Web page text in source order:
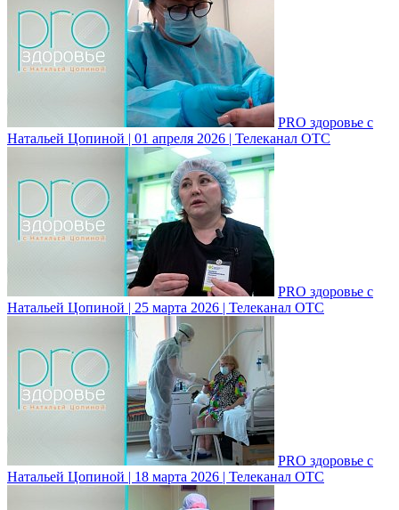
PRO здоровье с
Натальей Цопиной | 01 апреля 2026 | Телеканал ОТС
PRO здоровье с
Натальей Цопиной | 25 марта 2026 | Телеканал ОТС
PRO здоровье с
Натальей Цопиной | 18 марта 2026 | Телеканал ОТС